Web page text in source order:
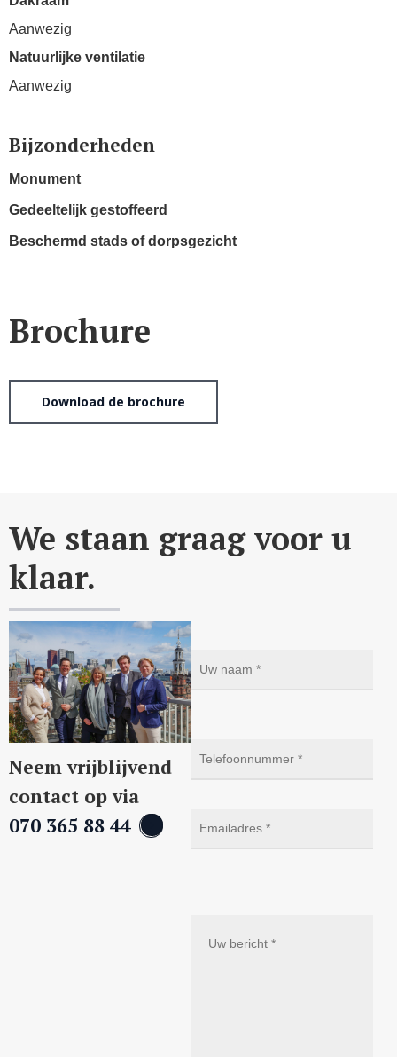
Aanwezig
Natuurlijke ventilatie
Aanwezig
Bijzonderheden
Monument
Gedeeltelijk gestoffeerd
Beschermd stads of dorpsgezicht
Brochure
Download de brochure
We staan graag voor u
klaar.
Neem vrijblijvend
contact op via
070 365 88 44